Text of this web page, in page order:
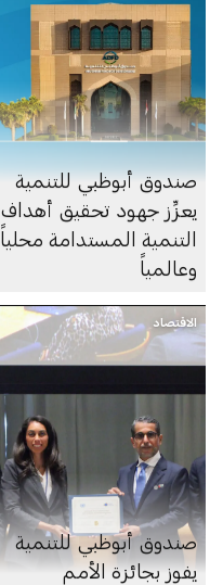
صندوق أبوظبي للتنمية
يعزِّز جهود تحقيق أهداف
التنمية المستدامة محلياً
وعالمياً
الاقتصاد
صندوق أبوظبي للتنمية
يفوز بجائزة الأمم